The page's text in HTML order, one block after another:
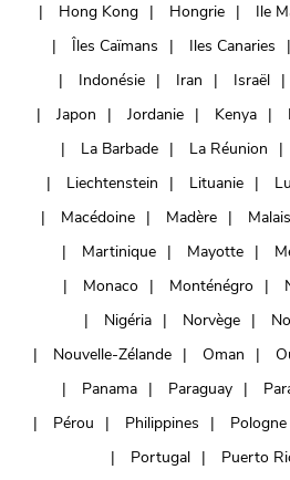
Hong Kong
Hongrie Ile
Îles Caïmans
Iles Canaries
Indonésie
Iran Israël
Japon
Jordanie Kenya
La Barbade
La Réunion
Liechtenstein
Lituanie
Macédoine
Madère
Martinique
Mayotte
Monaco
Monténégro
Nigéria
Norvège
Nouvelle-Zélande
Oman
Panama
Paraguay
Pérou
Philippines Pologne
Portugal
Puerto